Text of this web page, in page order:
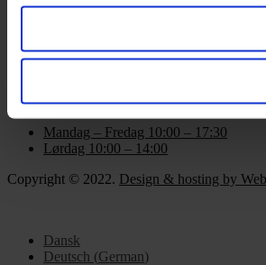
Om Yarn Every Wear
Mandag – Fredag 10:00 – 17:30
Lørdag 10:00 – 14:00
Copyright © 2022. Design & hosting by
Dansk
Deutsch (German)